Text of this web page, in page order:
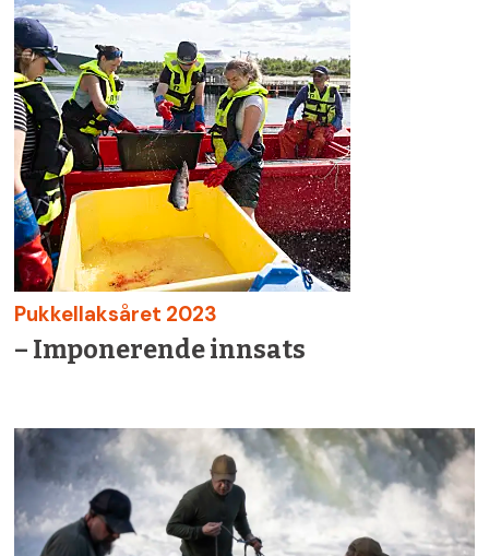
Pukkellaksåret 2023
– Imponerende innsats